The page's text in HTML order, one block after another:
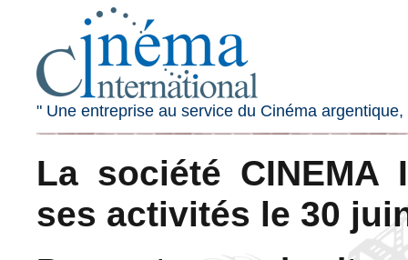
" Une entreprise au service du Cinéma
La société CINEMA
ses activités le 30